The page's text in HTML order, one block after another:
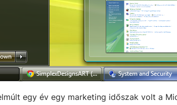
egy év egy marketing időszak volt a